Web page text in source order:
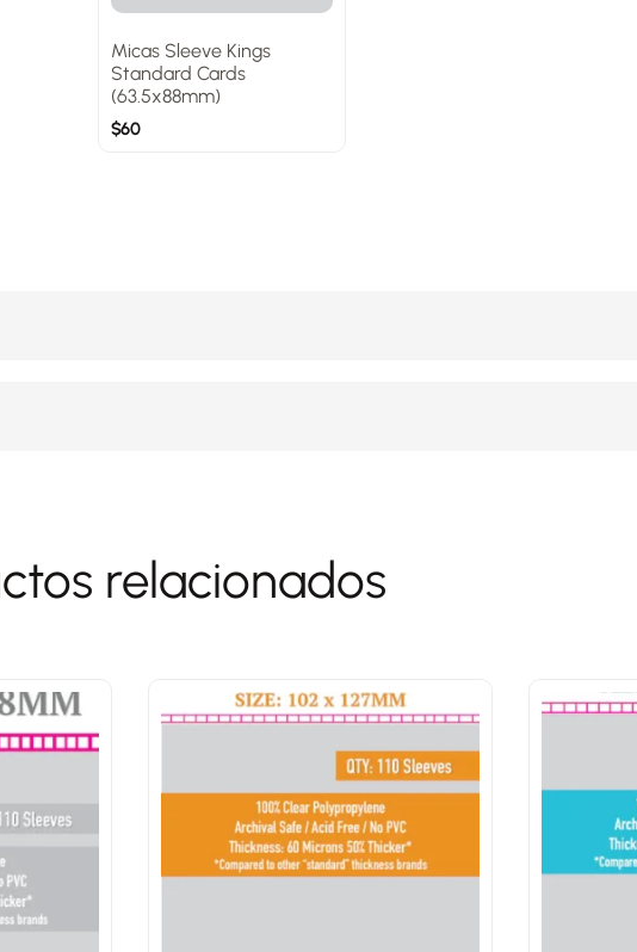
Micas Sleeve Kings
Standard Cards
(63.5x88mm)
$60
relacionados